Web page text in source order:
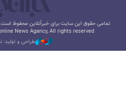
تمامی حقوق این سایت برای خبرآنلاین محفوظ
News Agancy, All rights reserved
طراحی و تولید: